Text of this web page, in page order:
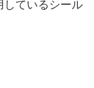
しているシール